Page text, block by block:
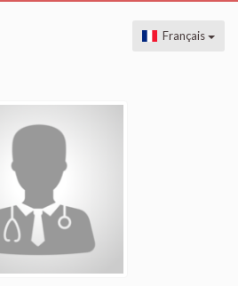
Français